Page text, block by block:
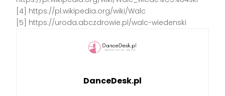
[4] https://pl.wikipedia.org/wiki/Walc
[5] https://uroda.abczdrowie.pl/walc-wiedenski
DanceDesk.pl